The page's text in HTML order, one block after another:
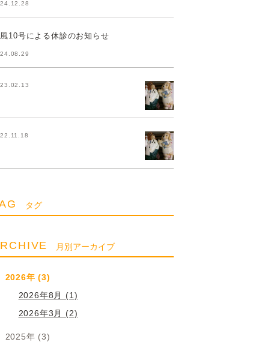
10号による休診のお知らせ
タグ
月別アーカイブ
2026年 (3)
2026年8月 (1)
2026年3月 (2)
2025年 (3)